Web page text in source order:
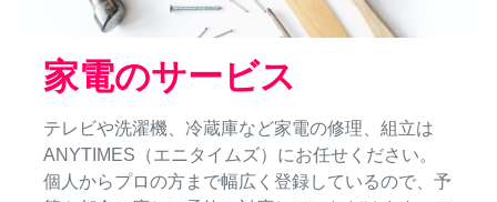
家電のサービス
テレビや洗濯機、冷蔵庫など家電の修理、組立は
ANYTIMES（エニタイムズ）にお任せください。
個人からプロの方まで幅広く登録しているので、予